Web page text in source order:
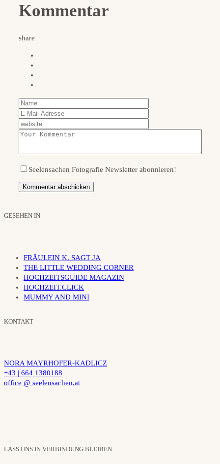
Kommentar
share
Seelensachen Fotografie Newsletter abonnieren!
GESEHEN IN
FRÄULEIN K. SAGT JA
THE LITTLE WEDDING CORNER
HOCHZEITSGUIDE MAGAZIN
HOCHZEIT.CLICK
MUMMY AND MINI
KONTAKT
NORA MAYRHOFER-KADLICZ
+43 | 664 1380188
office @ seelensachen.at
LASS UNS IN VERBINDUNG BLEIBEN